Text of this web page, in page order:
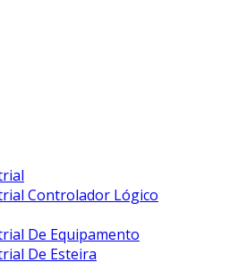
Controlador Lógico
De Equipamento
De Esteira